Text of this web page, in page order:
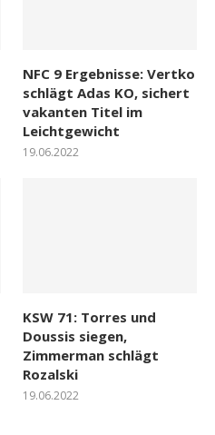
NFC 9 Ergebnisse: Vertko
schlägt Adas KO, sichert
vakanten Titel im
Leichtgewicht
19.06.2022
KSW 71: Torres und
Doussis siegen,
Zimmerman schlägt
Rozalski
19.06.2022